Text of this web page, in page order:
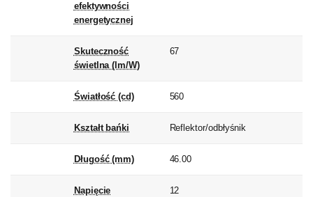
efektywności
energetycznej
Skuteczność
świetlna (lm/W)
67
Światłość (cd) 560
Kształt bańki Reflektor/odbłyśnik
Długość (mm) 46.00
Napięcie
12